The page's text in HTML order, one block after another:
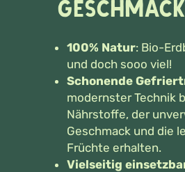
Geschmack
100% Natur: Bio-
und doch sooo viel!
Schonende
modernster Technik
Nährstoffe, der
Geschmack und die
Früchte erhalten.
Vielseitig